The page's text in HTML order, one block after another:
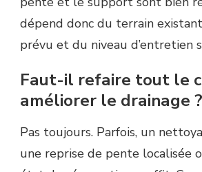
dépend donc du terrain
prévu et du niveau d’entretien
Faut-il refaire tout le
améliorer le drainage ?
Pas toujours. Parfois, un
une reprise de pente localisée